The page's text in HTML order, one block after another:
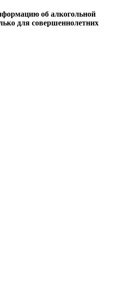
об алкогольной
для совершеннолетних